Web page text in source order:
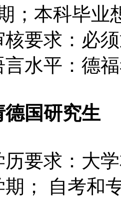
；本科毕业
求：必须
平：德福
德国研究生
求：大学
； 自考和